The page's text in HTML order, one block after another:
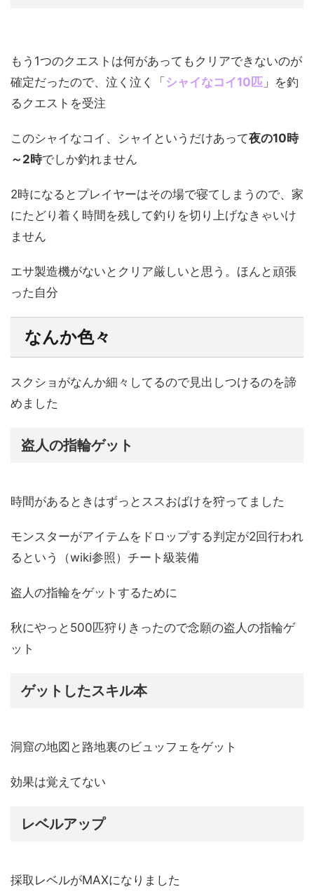
もう1つのクエストは何があってもクリアできないのが
確定だったので、泣く泣く「シャイなコイ10匹 」を釣
るクエストを受注
このシャイなコイ、シャイというだけあって夜の10時
～2時でしか釣れません
2時になるとプレイヤーはその場で寝てしまうので、家
にたどり着く時間を残して釣りを切り上げなきゃいけ
ません
エサ製造機がないとクリア厳しいと思う。ほんと頑張
った自分
なんか色々
スクショがなんか細々してるので見出しつけるのを諦
めました
盗人の指輪ゲット
時間があるときはずっとススおばけを狩ってました
モンスターがアイテムをドロップする判定が2回行われ
るという（wiki参照）チート級装備
盗人の指輪をゲットするために
秋にやっと500匹狩りきったので念願の盗人の指輪ゲ
ット
ゲットしたスキル本
洞窟の地図と路地裏のビュッフェをゲット
効果は覚えてない
レベルアップ
採取レベルがMAXになりました